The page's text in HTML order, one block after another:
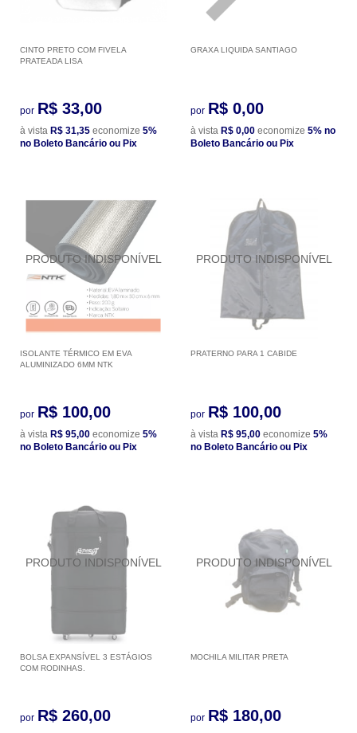
CINTO PRETO COM FIVELA
PRATEADA LISA
por R$ 33,00
à vista R$ 31,35 economize 5%
no Boleto Bancário ou Pix
GRAXA LIQUIDA SANTIAGO
por R$ 0,00
à vista R$ 0,00 economize 5% no
Boleto Bancário ou Pix
ISOLANTE TÉRMICO EM EVA
ALUMINIZADO 6MM NTK
por R$ 100,00
à vista R$ 95,00 economize 5%
no Boleto Bancário ou Pix
PRATERNO PARA 1 CABIDE
por R$ 100,00
à vista R$ 95,00 economize 5%
no Boleto Bancário ou Pix
BOLSA EXPANSÍVEL 3 ESTÁGIOS
COM RODINHAS.
por R$ 260,00
MOCHILA MILITAR PRETA
por R$ 180,00